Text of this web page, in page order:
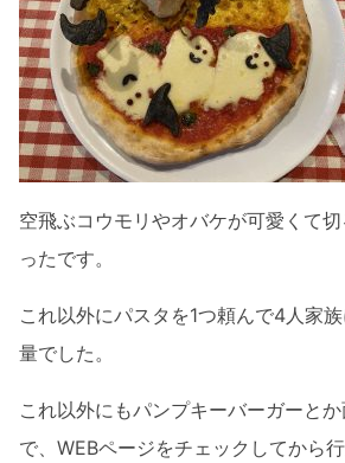
空飛ぶコウモリやオバケが可愛くて
ったです。
これ以外にパスタを1つ頼んで4人家
量でした。
これ以外にもパンプキーバーガーと
で、WEBページをチェックしてから